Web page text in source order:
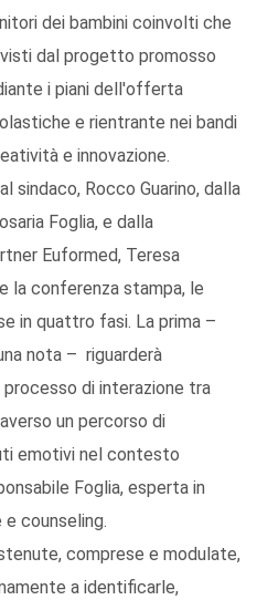
dei bambini coinvolti che
dal progetto promosso
i piani dell'offerta
e rientrante nei bandi
e innovazione.
sindaco, Rocco Guarino, dalla
Foglia, e dalla
Euformed, Teresa
la conferenza stampa, le
in quattro fasi. La prima –
nota – riguarderà
processo di interazione tra
un percorso di
emotivi nel contesto
Foglia, esperta in
counseling.
comprese e modulate,
a identificarle,